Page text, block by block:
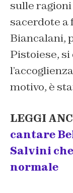
sulle
sacerdote a
Biancalani,
Pistoiese,
motivo, è
LEGGI
cantare
Salvini
normale